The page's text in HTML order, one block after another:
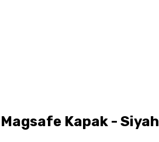
Kapak - Siyah